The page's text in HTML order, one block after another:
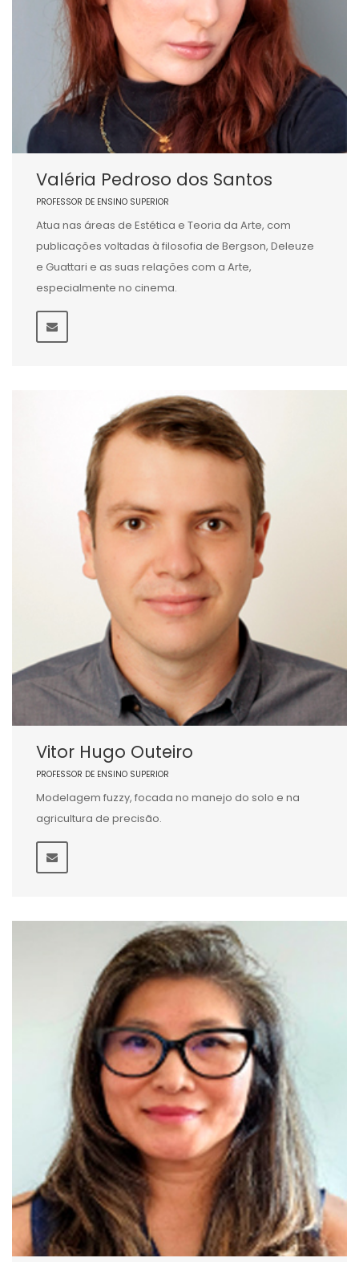
Valéria Pedroso dos Santos
PROFESSOR DE ENSINO SUPERIOR
Atua nas áreas de Estética e Teoria da Arte, com
publicações voltadas à filosofia de Bergson, Deleuze
e Guattari e as suas relações com a Arte,
especialmente no cinema.
Vitor Hugo Outeiro
PROFESSOR DE ENSINO SUPERIOR
Modelagem fuzzy, focada no manejo do solo e na
agricultura de precisão.